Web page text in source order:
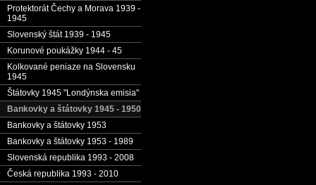
Protektorát Čechy a Morava 1939 -
1945
Slovenský štát 1939 - 1945
Korunové poukážky 1944 - 45
Kolkované peniaze na Slovensku
1945
Štátovky 1945 "Londýnska emisia"
Bankovky a štátovky 1945 - 1950
Bankovky a štátovky 1953
Bankovky a štátovky 1953 - 1989
Slovenská republika 1993 - 2008
Česká republika 1993 - 2010